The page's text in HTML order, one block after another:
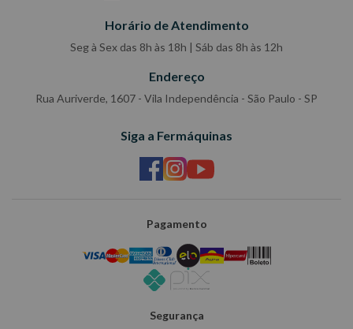
Horário de Atendimento
Seg à Sex das 8h às 18h | Sáb das 8h às 12h
Endereço
Rua Auriverde, 1607 - Vila Independência - São Paulo - SP
Siga a Fermáquinas
Pagamento
Segurança